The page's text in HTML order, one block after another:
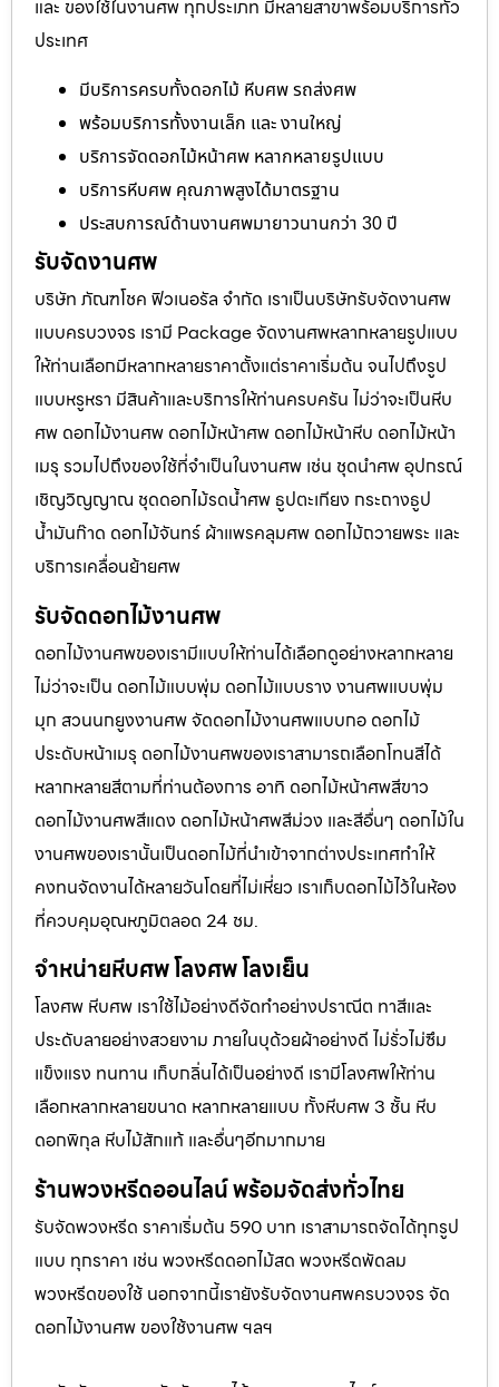
และ ของใช้ในงานศพ ทุกประเภท มีหลายสาขาพร้อมบริการทั่ว
ประเทศ
มีบริการครบทั้งดอกไม้ หีบศพ รถส่งศพ
พร้อมบริการทั้งงานเล็ก และ งานใหญ่
บริการจัดดอกไม้หน้าศพ หลากหลายรูปแบบ
บริการหีบศพ คุณภาพสูงได้มาตรฐาน
ประสบการณ์ด้านงานศพมายาวนานกว่า 30 ปี
รับจัดงานศพ
บริษัท ภัณฑโชค ฟิวเนอรัล จำกัด เราเป็นบริษัทรับจัดงานศพ
แบบครบวงจร เรามี Package จัดงานศพหลากหลายรูปแบบ
ให้ท่านเลือกมีหลากหลายราคาตั้งแต่ราคาเริ่มต้น จนไปถึงรูป
แบบหรูหรา มีสินค้าและบริการให้ท่านครบครัน ไม่ว่าจะเป็นหีบ
ศพ ดอกไม้งานศพ ดอกไม้หน้าศพ ดอกไม้หน้าหีบ ดอกไม้หน้า
เมรุ รวมไปถึงของใช้ที่จำเป็นในงานศพ เช่น ชุดนำศพ อุปกรณ์
เชิญวิญญาณ ชุดดอกไม้รดน้ำศพ ธูปตะเกียง กระถางธูป
น้ำมันก๊าด ดอกไม้จันทร์ ผ้าแพรคลุมศพ ดอกไม้ถวายพระ และ
บริการเคลื่อนย้ายศพ
รับจัดดอกไม้งานศพ
ดอกไม้งานศพของเรามีแบบให้ท่านได้เลือกดูอย่างหลากหลาย
ไม่ว่าจะเป็น ดอกไม้แบบพุ่ม ดอกไม้แบบราง งานศพแบบพุ่ม
มุก สวนนกยูงงานศพ จัดดอกไม้งานศพแบบกอ ดอกไม้
ประดับหน้าเมรุ ดอกไม้งานศพของเราสามารถเลือกโทนสีได้
หลากหลายสีตามที่ท่านต้องการ อาทิ ดอกไม้หน้าศพสีขาว
ดอกไม้งานศพสีแดง ดอกไม้หน้าศพสีม่วง และสีอื่นๆ ดอกไม้ใน
งานศพของเรานั้นเป็นดอกไม้ที่นำเข้าจากต่างประเทศทำให้
คงทนจัดงานได้หลายวันโดยที่ไม่เหี่ยว เราเก็บดอกไม้ไว้ในห้อง
ที่ควบคุมอุณหภูมิตลอด 24 ชม.
จำหน่ายหีบศพ โลงศพ โลงเย็น
โลงศพ หีบศพ เราใช้ไม้อย่างดีจัดทำอย่างปราณีต ทาสีและ
ประดับลายอย่างสวยงาม ภายในบุด้วยผ้าอย่างดี ไม่รั่วไม่ซึม
แข็งแรง ทนทาน เก็บกลิ่นได้เป็นอย่างดี เรามีโลงศพให้ท่าน
เลือกหลากหลายขนาด หลากหลายแบบ ทั้งหีบศพ 3 ชั้น หีบ
ดอกพิกุล หีบไม้สักแท้ และอื่นๆอีกมากมาย
ร้านพวงหรีดออนไลน์ พร้อมจัดส่งทั่วไทย
รับจัดพวงหรีด ราคาเริ่มต้น 590 บาท เราสามารถจัดได้ทุกรูป
แบบ ทุกราคา เช่น พวงหรีดดอกไม้สด พวงหรีดพัดลม
พวงหรีดของใช้ นอกจากนี้เรายังรับจัดงานศพครบวงจร จัด
ดอกไม้งานศพ ของใช้งานศพ ฯลฯ